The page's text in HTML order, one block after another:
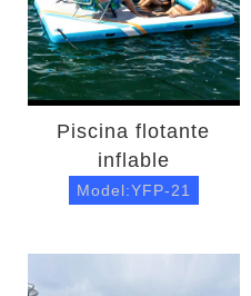
Piscina flotante
inflable
Model:YFP-21